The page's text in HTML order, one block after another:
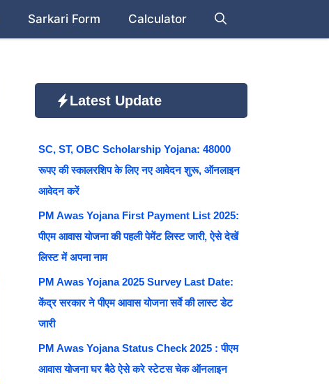
Sarkari Form Calculator
Latest Update
SC, ST, OBC Scholarship Yojana: 48000
रूपए की स्कालरशिप के लिए नए आवेदन शुरू, ऑनलाइन
आवेदन करें
PM Awas Yojana First Payment List 2025:
पीएम आवास योजना की पहली पेमेंट लिस्ट जारी, ऐसे देखें
लिस्ट में अपना नाम
PM Awas Yojana 2025 Survey Last Date:
केंद्र सरकार ने पीएम आवास योजना सर्वे की लास्ट डेट
जारी
PM Awas Yojana Status Check 2025 : पीएम
आवास योजना घर बैठे ऐसे करे स्टेटस चेक ऑनलाइन